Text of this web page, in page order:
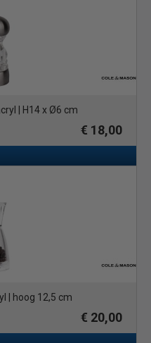
| H14 x Ø6 cm
€ 18,00
| hoog 12,5 cm
€ 20,00